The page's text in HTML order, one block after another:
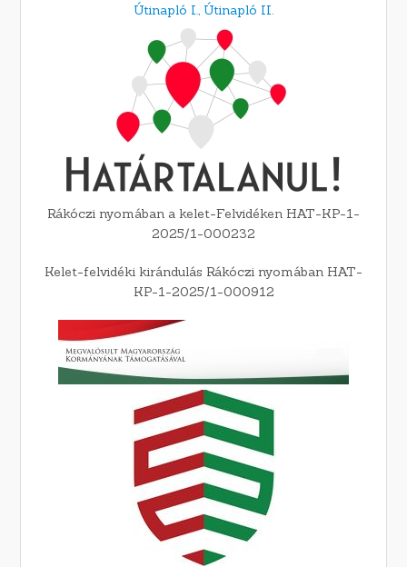
Útinapló I., Útinapló II.
Rákóczi nyomában a kelet-Felvidéken HAT-KP-1-
2025/1-000232
Kelet-felvidéki kirándulás Rákóczi nyomában HAT-
KP-1-2025/1-000912